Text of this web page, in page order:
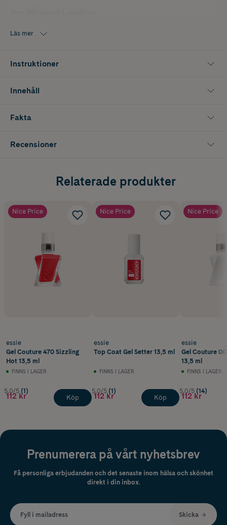
Storlek: 13,5 ml.
Läs mer
Instruktioner
Innehåll
Fakta
Recensioner
Relaterade produkter
Nice Price
essie
Gel Couture 470 Sizzling
Hot 13,5 ml
FINNS I LAGER
5.0/5 (1)
112 kr Köp
Nice Price
essie
Top Coat Gel Setter 13,5 ml
FINNS I LAGER
5.0/5 (1)
112 kr Köp
Nice Price
essie
Gel Couture
13,5 ml
FINNS I LAGER
5.0/5 (14)
112 kr
Prenumerera på vårt nyhetsbrev
Få personliga erbjudanden och det senaste inom hälsa och skönhet
direkt i din inbox.
Fyll i mailadress Skicka